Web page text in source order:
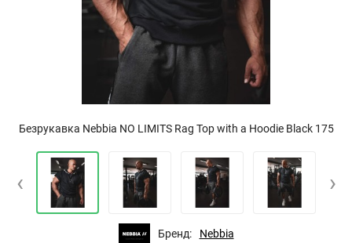
Безрукавка Nebbia NO LIMITS Rag Top with a Hoodie Black 175
‹ ›
Бренд: Nebbia